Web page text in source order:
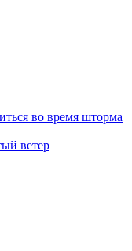
во время шторма
ветер